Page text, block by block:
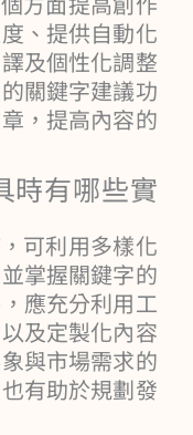
、提供自動化
及個性化調整
關鍵字建議功
，提高內容的
時有哪些實
可利用多樣化
掌握關鍵字的
應充分利用工
及定製化內容
與市場需求的
有助於規劃發